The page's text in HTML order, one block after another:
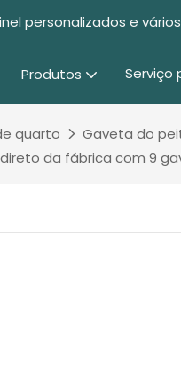
personalizados e
Produtos Serviço
quarto
Gaveta do
da fábrica com 9